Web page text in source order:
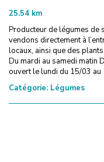
25.54 km
Producteur de légumes de
vendons directement à
locaux, ainsi que des
Du mardi au samedi matin
ouvert le lundi du 15/03 au
Catégorie: Légumes